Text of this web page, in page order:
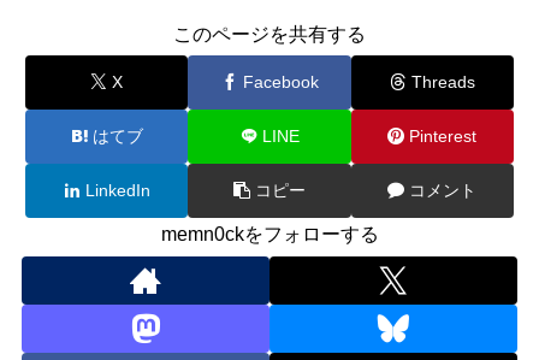
このページを共有する
X Facebook Threads
はてブ LINE Pinterest
LinkedIn コピー コメント
memn0ckをフォローする